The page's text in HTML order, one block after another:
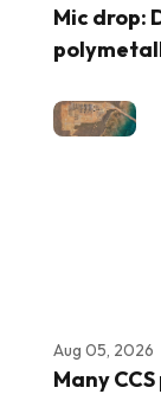
Mic drop:
Aug 05, 2026
Many